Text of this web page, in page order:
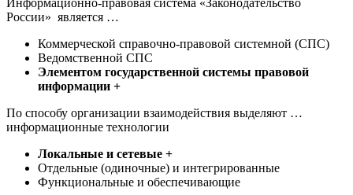
Информационно-правовая система «Законодательство
России» является …
Коммерческой справочно-правовой системной (СПС)
Ведомственной СПС
Элементом государственной системы правовой
информации +
По способу организации взаимодействия выделяют …
информационные технологии
Локальные и сетевые +
Отдельные (одиночные) и интегрированные
Функциональные и обеспечивающие